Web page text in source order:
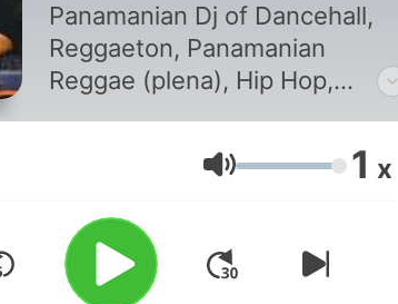
Panamanian Dj of Dancehall,
Reggaeton, Panamanian
Reggae (plena), Hip Hop,
(Panamanian Artist)
Volumen 1 x